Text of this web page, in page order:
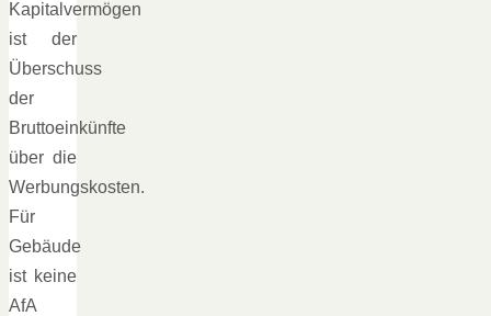
Kapitalvermögen
ist der
Überschuss
der
Bruttoeinkünfte
über die
Werbungskosten.
Für
Gebäude
ist keine
AfA